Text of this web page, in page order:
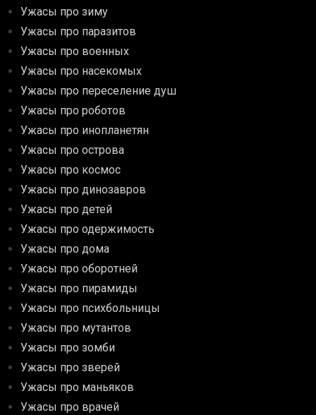
Ужасы про зиму
Ужасы про паразитов
Ужасы про военных
Ужасы про насекомых
Ужасы про переселение душ
Ужасы про роботов
Ужасы про инопланетян
Ужасы про острова
Ужасы про космос
Ужасы про динозавров
Ужасы про детей
Ужасы про одержимость
Ужасы про дома
Ужасы про оборотней
Ужасы про пирамиды
Ужасы про психбольницы
Ужасы про мутантов
Ужасы про зомби
Ужасы про зверей
Ужасы про маньяков
Ужасы про врачей